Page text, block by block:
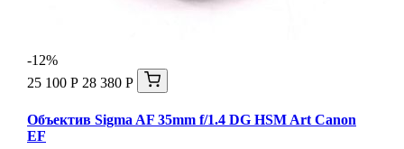
-12%
25 100 Р 28 380 Р
Объектив Sigma AF 35mm f/1.4 DG HSM Art Canon
EF